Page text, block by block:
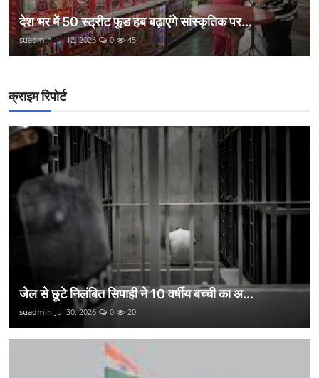
देश भर में 50 स्ट्रीट फूड हब बढ़ाएंगे सांस्कृतिक पर...
suadmin Jul 12, 2026 0 45
क्राइम रिपोर्ट
जेल से छूटे निलंबित सिपाही ने 10 वर्षीय बच्ची का अ...
suadmin Jul 30, 2026 0 20